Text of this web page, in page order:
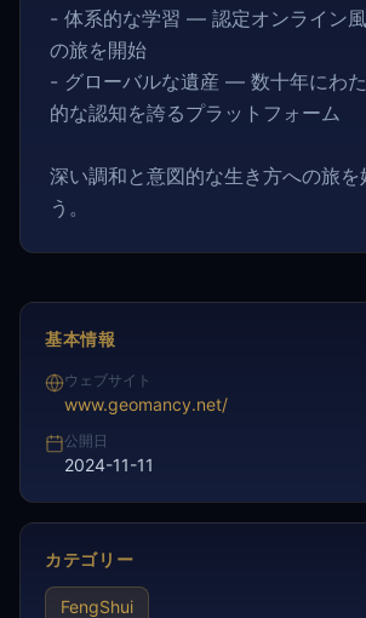
- 体系的な学習 — 認定オンライン
の旅を開始
- グローバルな遺産 — 数十年にわ
的な認知を誇るプラットフォーム
深い調和と意図的な生き方への旅を
う。
基本情報
ウェブサイト
www.geomancy.net/
公開日
2024-11-11
カテゴリー
FengShui